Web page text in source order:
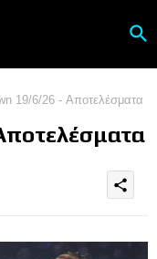
19/6/26 - Αποτελέσματα
share